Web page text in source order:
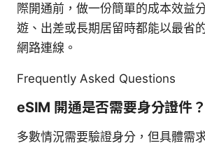
際開通前，做一份簡單的成本效益
遊、出差或長期居留時都能以最省
網路連線。
Frequently Asked Questions
eSIM 開通是否需要身分證件？
多數情況需要驗證身分，但具體需